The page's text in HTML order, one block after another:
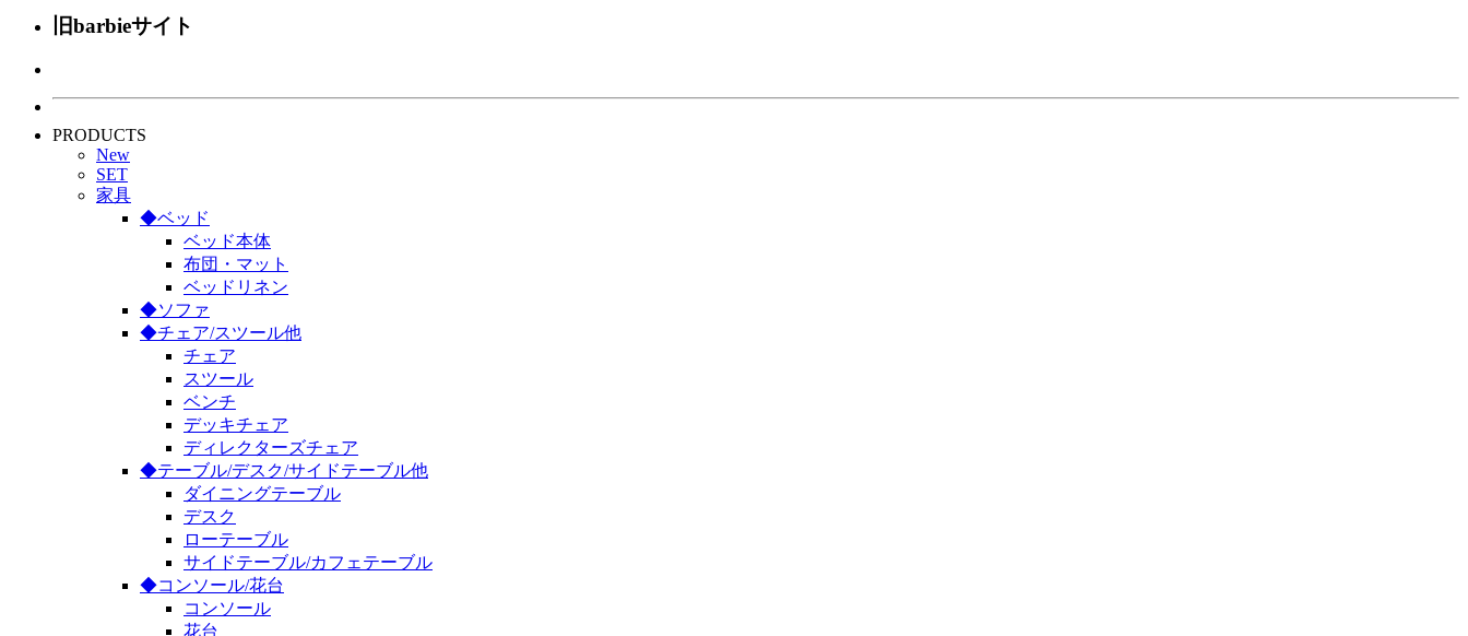
旧barbieサイト
PRODUCTS
New
SET
家具
◆ベッド
ベッド本体
布団・マット
ベッドリネン
◆ソファ
◆チェア/スツール他
チェア
スツール
ベンチ
デッキチェア
ディレクターズチェア
◆テーブル/デスク/サイドテーブル他
ダイニングテーブル
デスク
ローテーブル
サイドテーブル/カフェテーブル
◆コンソール/花台
コンソール
花台